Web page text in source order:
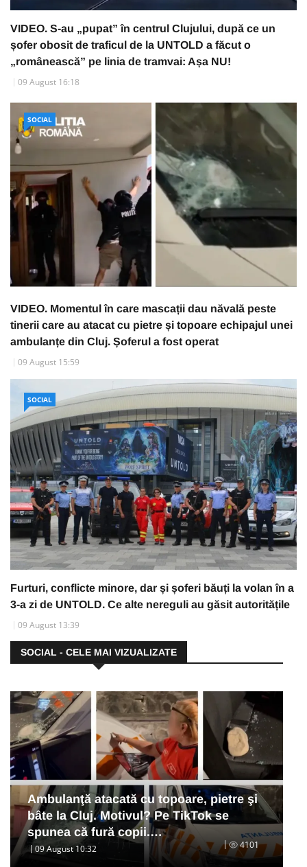
VIDEO. S-au „pupat” în centrul Clujului, după ce un
șofer obosit de traficul de la UNTOLD a făcut o
„românească” pe linia de tramvai: Așa NU!
09 August 16:18
SOCIAL
VIDEO. Momentul în care mascații dau năvală peste
tinerii care au atacat cu pietre și topoare echipajul unei
ambulanțe din Cluj. Șoferul a fost operat
09 August 15:59
SOCIAL
Furturi, conflicte minore, dar și șoferi băuți la volan în a
3-a zi de UNTOLD. Ce alte nereguli au găsit autoritățile
09 August 13:39
SOCIAL - CELE MAI VIZUALIZATE
Ambulanţă atacată cu topoare, pietre şi
bâte la Cluj. Motivul? Pe TikTok se
spunea că fură copii.…
09 August 10:32 4101